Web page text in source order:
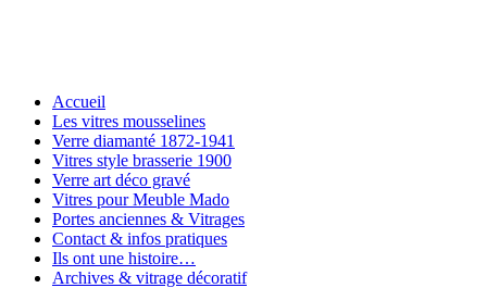
Accueil
Les vitres mousselines
Verre diamanté 1872-1941
Vitres style brasserie 1900
Verre art déco gravé
Vitres pour Meuble Mado
Portes anciennes & Vitrages
Contact & infos pratiques
Ils ont une histoire…
Archives & vitrage décoratif